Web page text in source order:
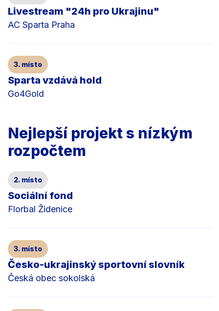
Livestream "24h pro Ukrajinu"
AC Sparta Praha
3. místo
Sparta vzdává hold
Go4Gold
Nejlepší projekt s nízkým
rozpočtem
2. místo
Sociální fond
Florbal Židenice
3. místo
Česko-ukrajinský sportovní slovník
Česká obec sokolská